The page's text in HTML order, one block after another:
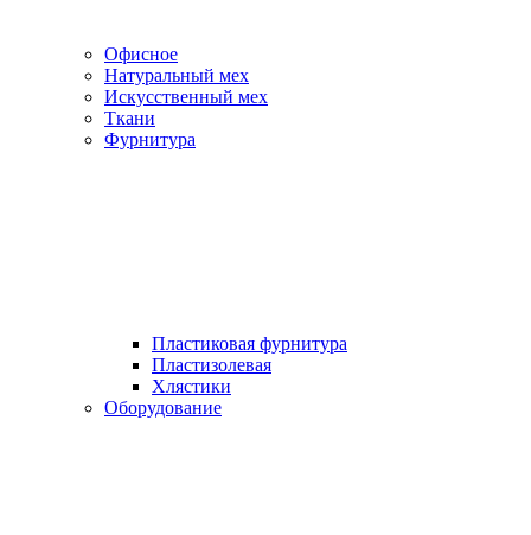
Офисное
Натуральный мех
Искусственный мех
Ткани
Фурнитура
Пластиковая фурнитура
Пластизолевая
Хлястики
Оборудование